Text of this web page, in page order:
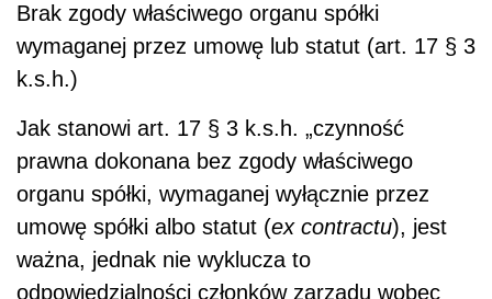
Brak zgody właściwego organu spółki
wymaganej przez umowę lub statut (art. 17 § 3
k.s.h.)
Jak stanowi art. 17 § 3 k.s.h. „czynność
prawna dokonana bez zgody właściwego
organu spółki, wymaganej wyłącznie przez
umowę spółki albo statut (ex contractu), jest
ważna, jednak nie wyklucza to
odpowiedzialności członków zarządu wobec